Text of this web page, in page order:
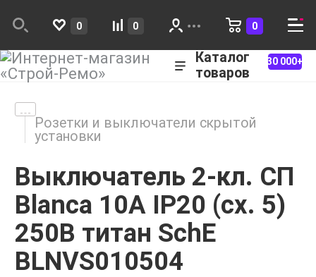
0 0 0
Каталог
товаров
30 000+
Розетки и выключатели скрытой
установки
Выключатель 2-кл. СП
Blanca 10А IP20 (сх. 5)
250В титан SchE
BLNVS010504